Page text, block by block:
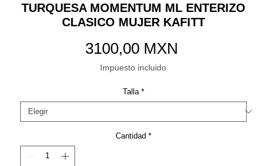
TURQUESA MOMENTUM ML ENTERIZO
CLASICO MUJER KAFITT
3100,00 MXN
Impuesto incluido
Talla *
Cantidad *